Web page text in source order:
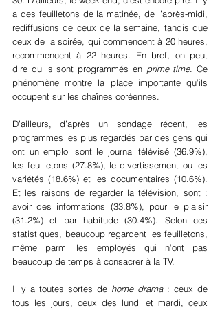
a des feuilletons de la matinée, de l’après-midi,
rediffusions de ceux de la semaine, tandis que
ceux de la soirée, qui commencent à 20 heures,
recommencent à 22 heures. En bref, on peut
dire qu’ils sont programmés en prime time. Ce
phénomène montre la place importante qu’ils
occupent sur les chaînes coréennes.
D’ailleurs, d’après un sondage récent, les
programmes les plus regardés par des gens qui
ont un emploi sont le journal télévisé (36.9%),
les feuilletons (27.8%), le divertissement ou les
variétés (18.6%) et les documentaires (10.6%).
Et les raisons de regarder la télévision, sont :
avoir des informations (33.8%), pour le plaisir
(31.2%) et par habitude (30.4%). Selon ces
statistiques, beaucoup regardent les feuilletons,
même parmi les employés qui n’ont pas
beaucoup de temps à consacrer à la TV.
Il y a toutes sortes de home drama : ceux de
tous les jours, ceux des lundi et mardi, ceux